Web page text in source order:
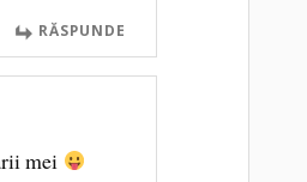
RĂSPUNDE
mei